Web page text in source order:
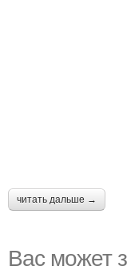
читать дальше →
Вас может